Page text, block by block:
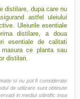
distilare, dupa care nu
astfel uleiului
Uleiurile esentiale
distilare, a doua
esentiale de calitati
ce planta sau
distilari.
si nu pot fi considerate
de utilizare sunt obtinute
in mediul stiintific insa